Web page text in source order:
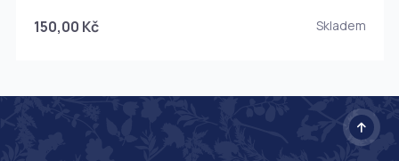
150,00 Kč Skladem